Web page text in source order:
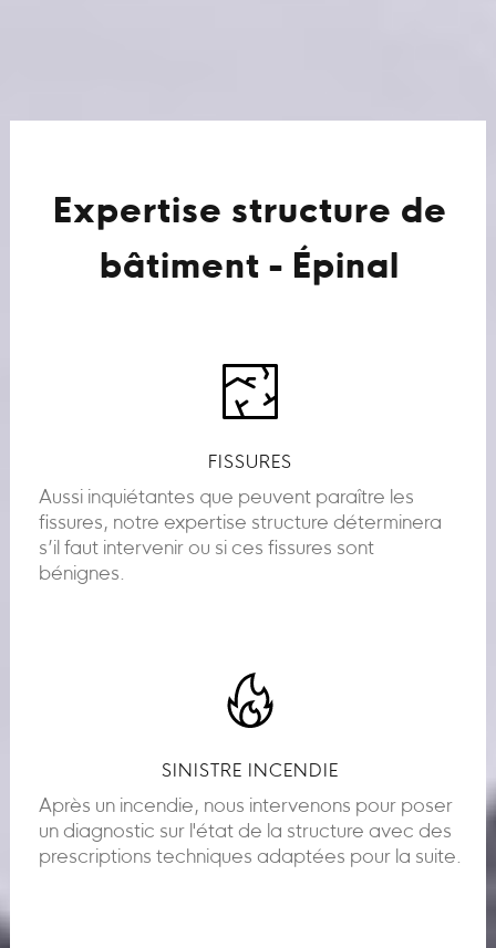
Expertise structure de
bâtiment - Épinal
FISSURES
Aussi inquiétantes que peuvent paraître les
fissures, notre expertise structure déterminera
s’il faut intervenir ou si ces fissures sont
bénignes.
SINISTRE INCENDIE
Après un incendie, nous intervenons pour poser
un diagnostic sur l'état de la structure avec des
prescriptions techniques adaptées pour la suite.